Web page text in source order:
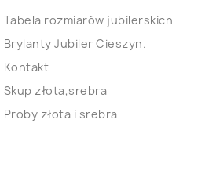
Tabela rozmiarów jubilerskich
Brylanty Jubiler Cieszyn.
Kontakt
Skup złota,srebra
Proby złota i srebra